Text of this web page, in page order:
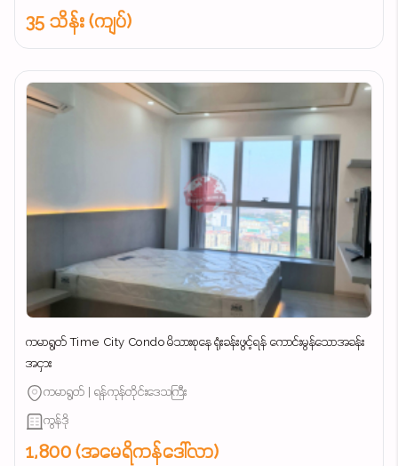
35 သိန်း (ကျပ်)
ကမာရွတ် Time City Condo မိသားစုနေ ရုံးခန်းဖွင့်ရန် ကောင်းမွန်သောအခန်း
အငှား
ကမာရွတ် | ရန်ကုန်တိုင်းဒေသကြီး
ကွန်ဒို
1,800 (အမေရိကန်ဒေါ်လာ)